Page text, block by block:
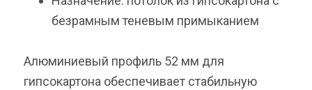
безрамным теневым примыканием
Алюминиевый профиль 52 мм для
гипсокартона обеспечивает стабильную